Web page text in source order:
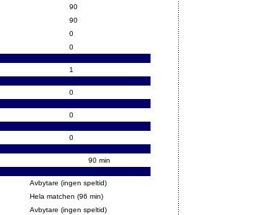
90
90
0
0
1
0
0
0
90 min
Avbytare (ingen speltid)
Hela matchen (96 min)
Avbytare (ingen speltid)